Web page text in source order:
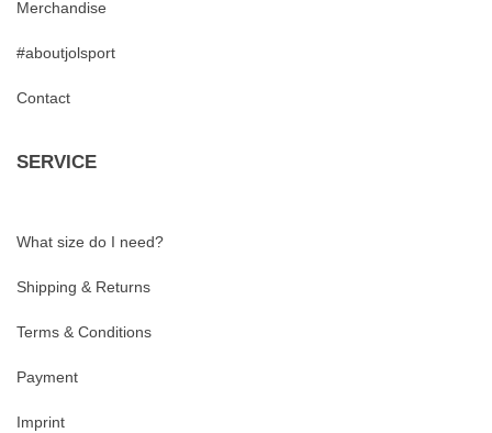
Merchandise
#aboutjolsport
Contact
SERVICE
What size do I need?
Shipping & Returns
Terms & Conditions
Payment
Imprint